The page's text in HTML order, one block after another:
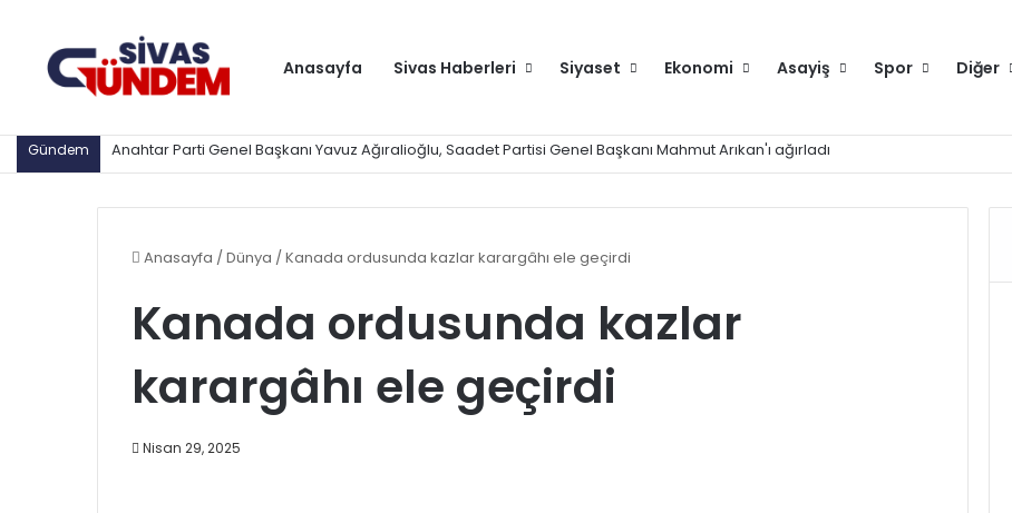
Anasayfa Sivas Haberleri Siyaset Ekonomi Asayiş Spor Diğer
Gündem Devlet Bahçeli: Kanlı sayfa kapanıyor, PKK tarihe karışıyor
Anasayfa /Dünya /Kanada ordusunda kazlar karargâhı ele geçirdi
Kanada ordusunda kazlar
karargâhı ele geçirdi
Nisan 29, 2025